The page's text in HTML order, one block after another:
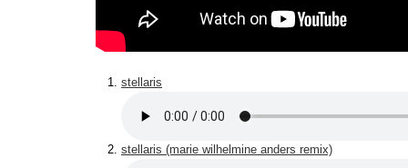
stellaris
stellaris (marie wilhelmine anders remix)